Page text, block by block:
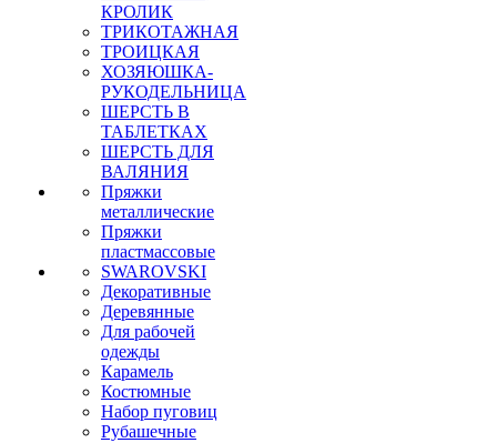
КРОЛИК
ТРИКОТАЖНАЯ
ТРОИЦКАЯ
ХОЗЯЮШКА-
РУКОДЕЛЬНИЦА
ШЕРСТЬ В
ТАБЛЕТКАХ
ШЕРСТЬ ДЛЯ
ВАЛЯНИЯ
Пряжки
металлические
Пряжки
пластмассовые
SWAROVSKI
Декоративные
Деревянные
Для рабочей
одежды
Карамель
Костюмные
Набор пуговиц
Рубашечные